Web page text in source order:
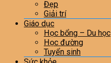
Đẹp
Giải trí
Giáo dục
Học bổng – Du học
Học đường
Tuyển sinh